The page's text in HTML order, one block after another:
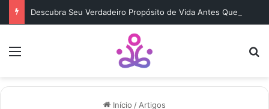
Início / Artigos